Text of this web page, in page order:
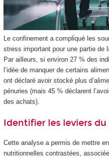
Le confinement a compliqué les
stress important pour une partie de
Par ailleurs, si environ 27 % des
l’idée de manquer de certains
ont déclaré avoir stocké plus
pénuries (mais 45 % déclarent
des achats).
Identifier les leviers
Cette analyse a permis de mettre
nutritionnelles contrastées,